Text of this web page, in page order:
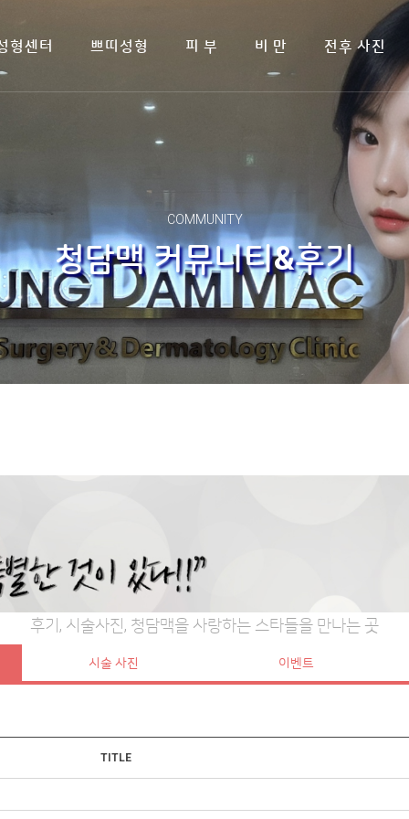
형센터 쁘띠성형 피 부 비 만 전후 사진
COMMUNITY
청담맥 커뮤니티&후기
후기, 시술사진, 청담맥을 사랑하는 스타들을 만나는 곳
시술 사진 이벤트
TITLE